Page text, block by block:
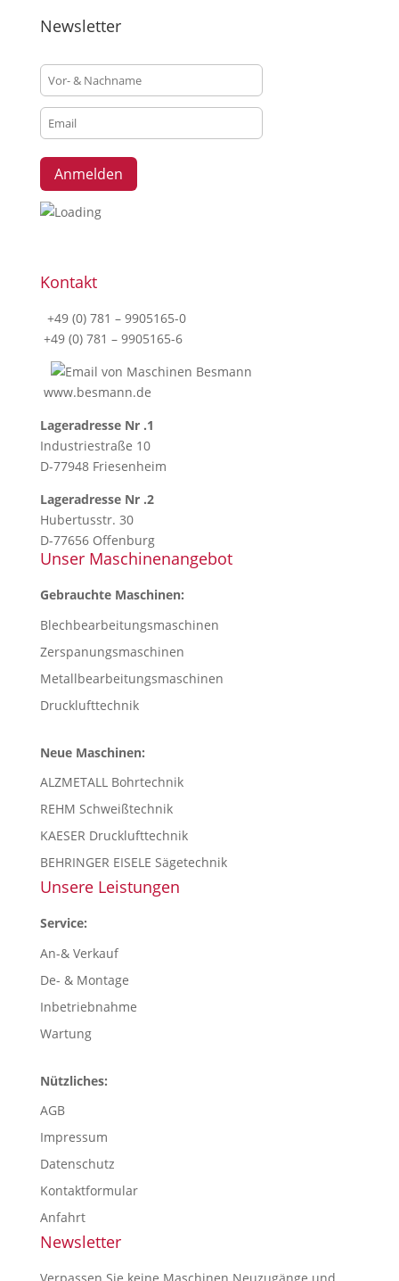
Newsletter
Kontakt
+49 (0) 781 – 9905165-0
+49 (0) 781 – 9905165-6
www.besmann.de
Lageradresse Nr .1
Industriestraße 10
D-77948 Friesenheim
Lageradresse Nr .2
Hubertusstr. 30
D-77656 Offenburg
Unser Maschinenangebot
Gebrauchte Maschinen:
Blechbearbeitungsmaschinen
Zerspanungsmaschinen
Metallbearbeitungsmaschinen
Drucklufttechnik
Neue Maschinen:
ALZMETALL Bohrtechnik
REHM Schweißtechnik
KAESER Drucklufttechnik
BEHRINGER EISELE Sägetechnik
Unsere Leistungen
Service:
An-& Verkauf
De- & Montage
Inbetriebnahme
Wartung
Nützliches:
AGB
Impressum
Datenschutz
Kontaktformular
Anfahrt
Newsletter